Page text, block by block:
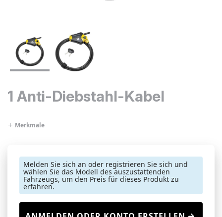
1 Anti-Diebstahl-Kabel
Merkmale
Melden Sie sich an oder registrieren Sie sich und
wählen Sie das Modell des auszustattenden
Fahrzeugs, um den Preis für dieses Produkt zu
erfahren.